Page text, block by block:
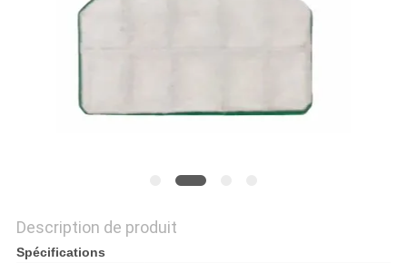
CITATION
POLICY
Description de produit
Spécifications